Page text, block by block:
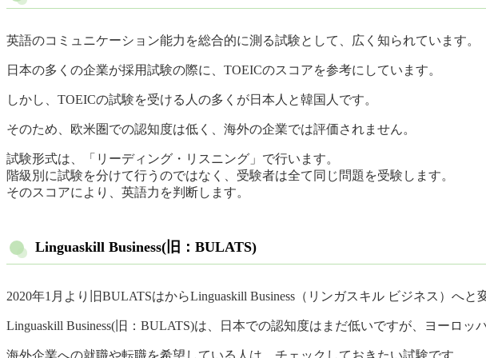
英語のコミュニケーション能力を総合的に測る試験として、広く知られています。
日本の多くの企業が採用試験の際に、TOEICのスコアを参考にしています。
しかし、TOEICの試験を受ける人の多くが日本人と韓国人です。
そのため、欧米圏での認知度は低く、海外の企業では評価されません。
試験形式は、「リーディング・リスニング」で行います。
階級別に試験を分けて行うのではなく、受験者は全て同じ問題を受験します。
そのスコアにより、英語力を判断します。
Linguaskill Business(旧：BULATS)
2020年1月より旧BULATSはからLinguaskill Business（リンガスキル ビジネス）へと
Linguaskill Business(旧：BULATS)は、日本での認知度はまだ低いですが、ヨーロッ